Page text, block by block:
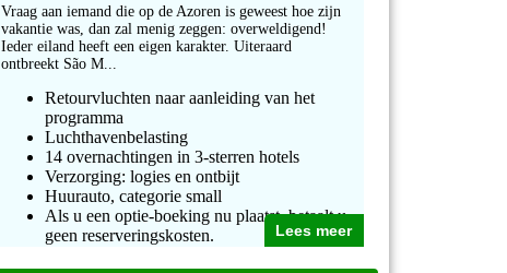
Vraag aan iemand die op de Azoren is geweest hoe zijn
vakantie was, dan zal menig zeggen: overweldigend!
Ieder eiland heeft een eigen karakter. Uiteraard
ontbreekt São M...
Retourvluchten naar aanleiding van het
programma
Luchthavenbelasting
14 overnachtingen in 3-sterren hotels
Verzorging: logies en ontbijt
Huurauto, categorie small
Als u een optie-boeking nu plaatst, betaalt u
geen reserveringskosten.
Lees meer